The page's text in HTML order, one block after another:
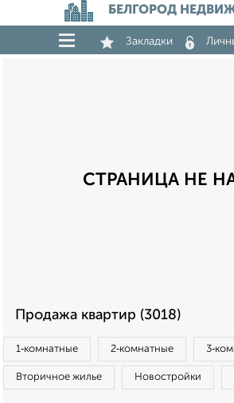
БЕЛГОРОД
Закладки
СТРАНИЦА НЕ
Продажа квартир (3018)
1‑комнатные 2‑комнатные
Вторичное жилье Новостройки